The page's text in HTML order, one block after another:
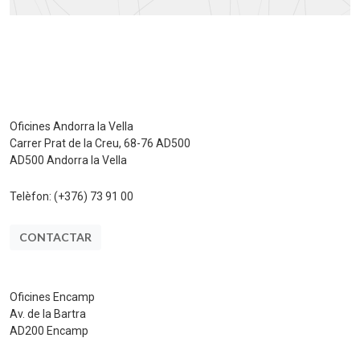
Oficines Andorra la Vella
Carrer Prat de la Creu, 68-76 AD500
AD500 Andorra la Vella
Telèfon: (+376) 73 91 00
CONTACTAR
Oficines Encamp
Av. de la Bartra
AD200 Encamp